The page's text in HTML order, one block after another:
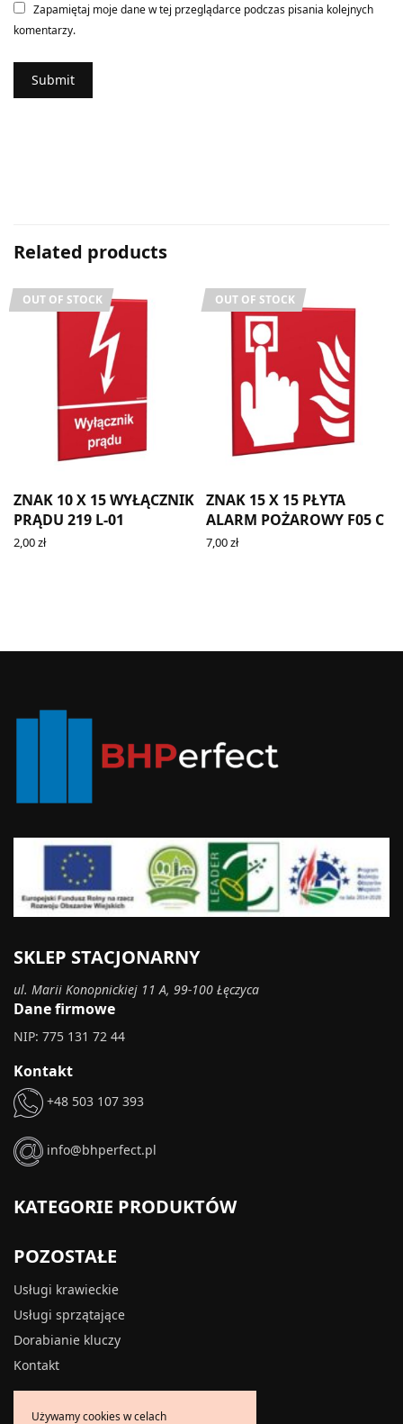
Zapamiętaj moje dane w tej przeglądarce podczas pisania kolejnych
komentarzy.
Related products
OUT OF STOCK
ZNAK 10 X 15 WYŁĄCZNIK
PRĄDU 219 L-01
2,00zł
OUT OF STOCK
ZNAK 15 X 15 PŁYTA
ALARM POŻAROWY F05 C
7,00zł
SKLEP STACJONARNY
ul. Marii Konopnickiej 11 A, 99-100 Łęczyca
Dane firmowe
NIP: 775 131 72 44
Kontakt
+48 503 107 393
info@bhperfect.pl
KATEGORIE PRODUKTÓW
POZOSTAŁE
Usługi krawieckie
Usługi sprzątające
Dorabianie kluczy
Kontakt
INFORMACJE
Używamy cookies w celach